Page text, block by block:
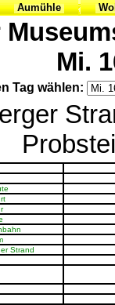
Aumühle
Mi.
Tag wählen:
Strand